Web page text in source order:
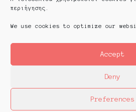
περιήγησης.
We use cookies to optimize our
Accept
Deny
Preferences